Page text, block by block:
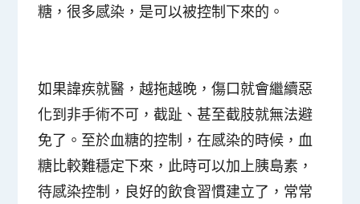
糖，很多感染，是可以被控制下來的。
如果諱疾就醫，越拖越晚，傷口就會繼續惡
化到非手術不可，截趾、甚至截肢就無法避
免了。至於血糖的控制，在感染的時候，血
糖比較難穩定下來，此時可以加上胰島素，
待感染控制，良好的飲食習慣建立了，常常